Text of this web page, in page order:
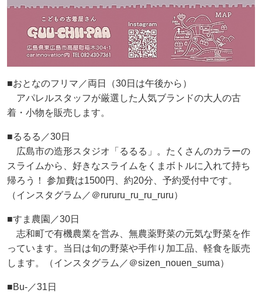
■おとなのフリマ／両日（30日は午後から）
アパレルスタッフが厳選した人気ブランドの大人の古
着・小物を販売します。
■るるる／30日
広島市の造形スタジオ「るるる」。たくさんのカラーの
スライムから、好きなスライムをくまボトルに入れて持ち
帰ろう！ 参加費は1500円、約20分、予約受付中です。
（インスタグラム／＠rururu_ru_ru_ruru）
■すま農園／30日
志和町で有機農業を営み、無農薬野菜の元気な野菜を作
っています。当日は旬の野菜や手作り加工品、軽食を販売
します。（インスタグラム／＠sizen_nouen_suma）
■Bu‐／31日